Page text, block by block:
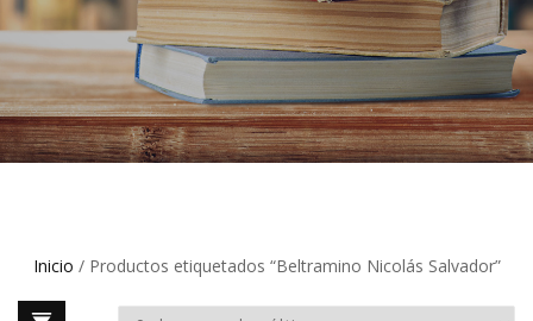
Inicio / Productos etiquetados “Beltramino Nicolás Salvador”